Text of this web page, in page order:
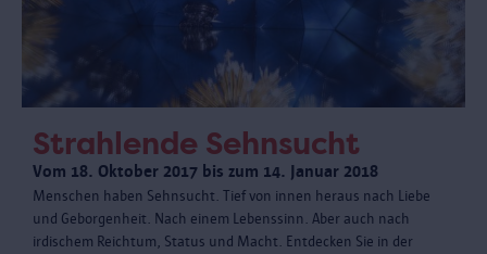
Strahlende Sehnsucht
Vom 18. Oktober 2017 bis zum 14. Januar 2018
Menschen haben Sehnsucht. Tief von innen heraus nach Liebe
und Geborgenheit. Nach einem Lebenssinn. Aber auch nach
irdischem Reichtum, Status und Macht. Entdecken Sie in der